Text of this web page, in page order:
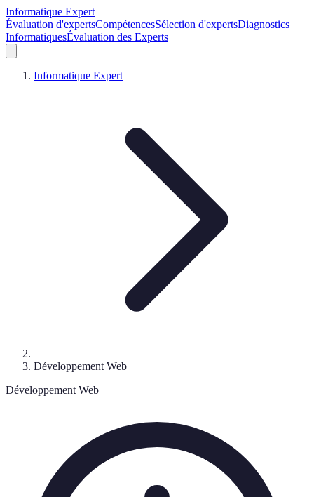
Informatique Expert
Évaluation d'expertsCompétencesSélection d'expertsDiagnostics
InformatiquesÉvaluation des Experts
Informatique Expert
Développement Web
Développement Web